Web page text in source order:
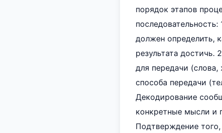
порядок этапов
должен определить,
результата
для передачи
способа передачи
Декодирование
конкретные мысли и
Подтверждение